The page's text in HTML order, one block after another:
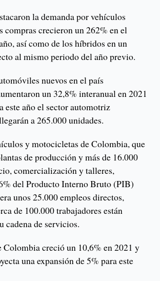
la demanda por vehículos
compras crecieron un 262% en el
así como de los híbridos en un
al mismo periodo del año previo.
nuevos en el país
un 32,8% interanual en 2021
este año el sector automotriz
a 265.000 unidades.
y motocicletas de Colombia, que
de producción y más de 16.000
comercialización y talleres,
del Producto Interno Bruto (PIB)
unos 25.000 empleos directos,
de 100.000 trabajadores están
cadena de servicios.
Colombia creció un 10,6% en 2021 y
una expansión de 5% para este